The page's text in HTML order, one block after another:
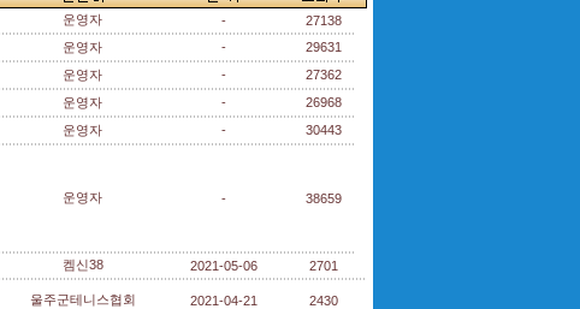
운영자 -
27138
운영자 -
29631
운영자 -
27362
운영자 -
26968
운영자 - 30443
운영자 - 38659
켐신38 2021-05-06 2701
울주군테니스협회 2021-04-21 2430